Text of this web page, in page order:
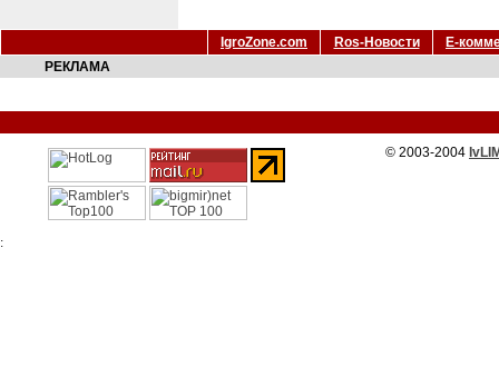
IgroZone.com Ros-Новости
Е-
РЕКЛАМА
© 2003-2004
: